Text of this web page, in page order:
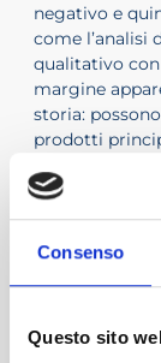
Consenso
Questo sito
negativo e
come l’analisi
qualitativo
margine
storia:
prodotti
prodotti fuori
È proprio in